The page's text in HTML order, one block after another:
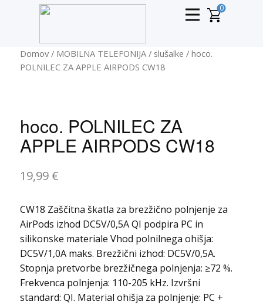
0
Domov / MOBILNA TELEFONIJA / slušalke / hoco.
POLNILEC ZA APPLE AIRPODS CW18
hoco. POLNILEC ZA
APPLE AIRPODS CW18
19,99 €
CW18 Zaščitna škatla za brezžično polnjenje za
AirPods izhod DC5V/0,5A QI podpira PC in
silikonske materiale Vhod polnilnega ohišja:
DC5V/1,0A maks. Brezžični izhod: DC5V/0,5A.
Stopnja pretvorbe brezžičnega polnjenja: ≥72 %.
Frekvenca polnjenja: 110-205 kHz. Izvršni
standard: QI. Material ohišja za polnjenje: PC +